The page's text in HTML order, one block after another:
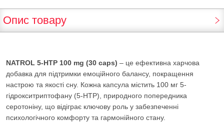
Опис товару
NATROL 5-HTP 100 mg (30 caps) – це ефективна харчова
добавка для підтримки емоційного балансу, покращення
настрою та якості сну. Кожна капсула містить 100 мг 5-
гідрокситриптофану (5-HTP), природного попередника
серотоніну, що відіграє ключову роль у забезпеченні
психологічного комфорту та гармонійного стану.